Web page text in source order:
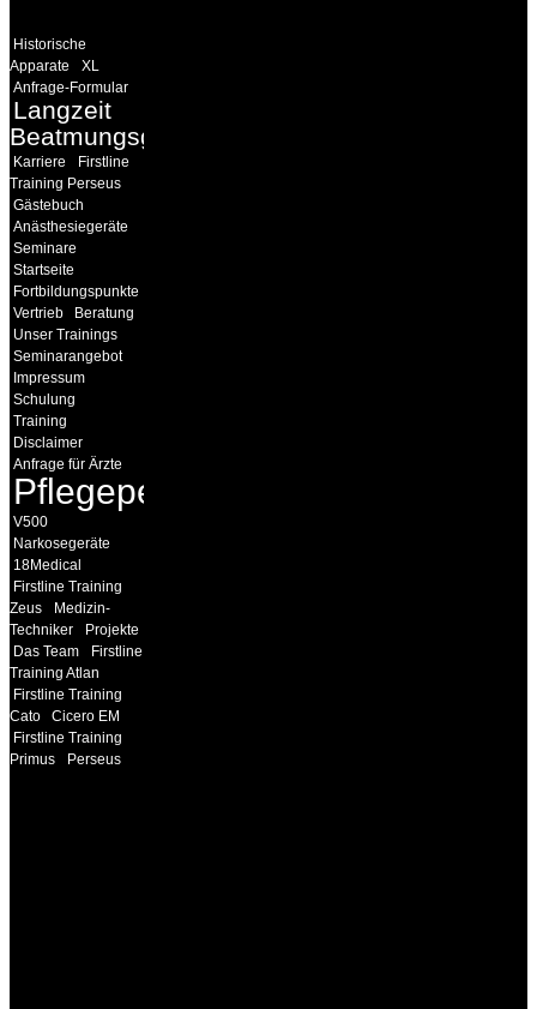
Historische
Apparate
XL
Anfrage-Formular
Langzeit
Beatmungsgeräte
Karriere
Firstline
Training Perseus
Gästebuch
Anästhesiegeräte
Seminare
Startseite
Fortbildungspunkte
Vertrieb
Beratung
Unser Trainings
Seminarangebot
Impressum
Schulung
Training
Disclaimer
Anfrage für Ärzte
Pflegepersonal
V500
Narkosegeräte
18Medical
Firstline Training
Zeus
Medizin-
Techniker
Projekte
Das Team
Firstline
Training Atlan
Firstline Training
Cato
Cicero EM
Firstline Training
Primus
Perseus